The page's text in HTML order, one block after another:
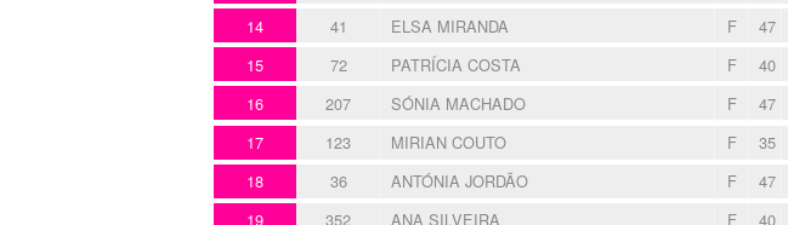
14 41 ELSA MIRANDA F 47
15 72 PATRÍCIA COSTA F 40
16 207 SÓNIA MACHADO F 47
17 123 MIRIAN COUTO F 35
18 36 ANTÓNIA JORDÃO F 47
19 352 ANA SILVEIRA F 40